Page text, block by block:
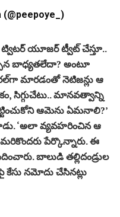
(@peepoye_)
యూజర్‌ ట్వీట్‌ చేస్తూ..
బాధ్యతలేదా? అంటూ
మారడంతో నెటిజన్లు ఆ
సిగ్గుచేటు.. మానవత్వాన్ని
ఆమెను ఏమనాలి?’
‘అలా వ్యవహరించిన ఆ
పేర్కొన్నారు. ఈ
బాలుడి తల్లిదండ్రుల
నమోదు చేసినట్లు